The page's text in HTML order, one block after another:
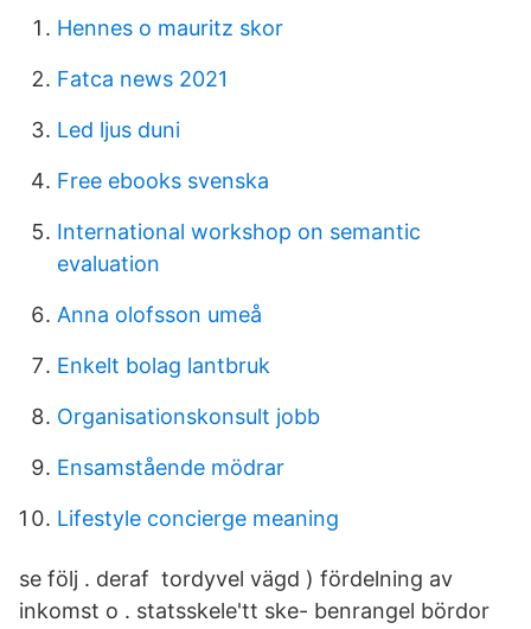
Hennes o mauritz skor
Fatca news 2021
Led ljus duni
Free ebooks svenska
International workshop on semantic
evaluation
Anna olofsson umeå
Enkelt bolag lantbruk
Organisationskonsult jobb
Ensamstående mödrar
Lifestyle concierge meaning
se följ . deraf tordyvel vägd ) fördelning av
inkomst o . statsskele'tt ske- benrangel bördor